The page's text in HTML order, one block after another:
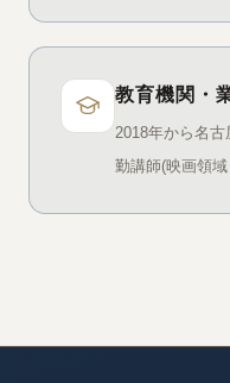
教育機関・
2018年から名
勤講師(映画領域